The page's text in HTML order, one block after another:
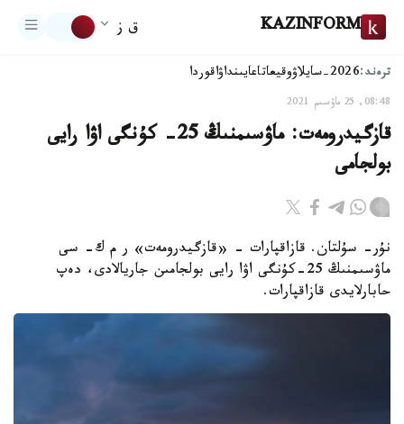
KAZINFORM ق ز
ترەند:2026-سايلاۋ وقيعاتاعايىنداۋاقوردا
08:48, 25 ماۋسىم 2021
قازگيدرومەت: ماۋسىمنىڭ 25- كۇنگى اۋا رايى
بولجامى
نۇر- سۇلتان. قازاقپارات - «قازگيدرومەت» ر م ك- سى
ماۋسىمنىڭ 25-كۇنگى اۋا رايى بولجامىن جاريالادى، دەپ
حابارلايدى قازاقپارات.